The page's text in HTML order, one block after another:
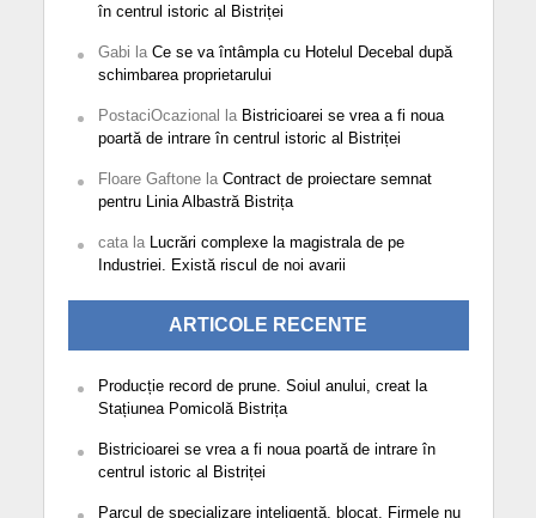
în centrul istoric al Bistriței
Gabi la Ce se va întâmpla cu Hotelul Decebal după
schimbarea proprietarului
PostaciOcazional la Bistricioarei se vrea a fi noua
poartă de intrare în centrul istoric al Bistriței
Floare Gaftonela Contract de proiectare semnat
pentru Linia Albastră Bistrița
catala Lucrări complexe la magistrala de pe
Industriei. Există riscul de noi avarii
ARTICOLE RECENTE
Producție record de prune. Soiul anului, creat la
Stațiunea Pomicolă Bistrița
Bistricioarei se vrea a fi noua poartă de intrare în
centrul istoric al Bistriței
Parcul de specializare inteligentă, blocat. Firmele nu